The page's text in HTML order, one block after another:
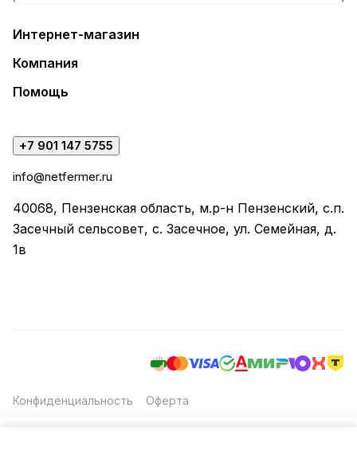
Интернет-магазин
Компания
Помощь
+7 901 147 5755
info@netfermer.ru
40068, Пензенская область, м.р-н Пензенский, с.п.
Засечный сельсовет, с. Засечное, ул. Семейная, д.
1в
Конфиденциальность Оферта